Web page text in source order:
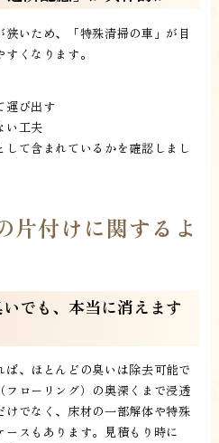
いため、「特殊清掃の車」が目
くなります。
運び出す
い工夫
て含まれているかを確認しまし
片付けに関するよ
でも、本当に消えます
、ほとんどの臭いは除去可能で
ローリング）の奥深くまで浸透
けでなく、床材の一部解体や特殊
スもあります。見積もり時に